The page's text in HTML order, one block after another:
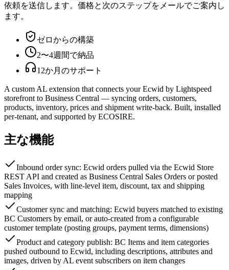
依頼を送信します。価格と次のステップをメールでご案内し
ます。
ゼロからの構築
2〜4週間で納品
12か月のサポート
A custom AL extension that connects your Ecwid by Lightspeed
storefront to Business Central — syncing orders, customers,
products, inventory, prices and shipment write-back. Built, installed
per-tenant, and supported by ECOSIRE.
主な機能
Inbound order sync: Ecwid orders pulled via the Ecwid Store
REST API and created as Business Central Sales Orders or posted
Sales Invoices, with line-level item, discount, tax and shipping
mapping
Customer sync and matching: Ecwid buyers matched to existing
BC Customers by email, or auto-created from a configurable
customer template (posting groups, payment terms, dimensions)
Product and category publish: BC Items and item categories
pushed outbound to Ecwid, including descriptions, attributes and
images, driven by AL event subscribers on item changes